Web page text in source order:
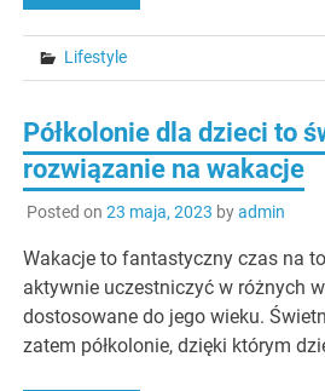
Lifestyle
Półkolonie dla dzieci to
rozwiązanie na wakacje
Posted on 23 maja, 2023 byadmin
Wakacje to fantastyczny czas na
aktywnie uczestniczyć w różnych
dostosowane do jego wieku.
zatem półkolonie, dzięki którym